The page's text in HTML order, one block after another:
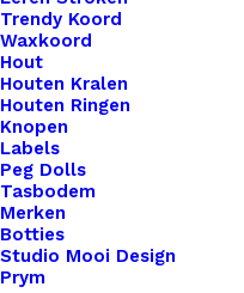
Trendy Koord
Waxkoord
Hout
Houten Kralen
Houten Ringen
Knopen
Labels
Peg Dolls
Tasbodem
Merken
Botties
Studio Mooi Design
Prym
€5,95